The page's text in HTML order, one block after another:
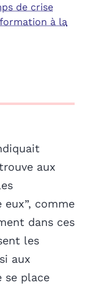
de crise
à la
aux
eux”, comme
dans ces
les
aux
se place